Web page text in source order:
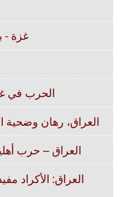
غزة -
الحرب في
العراق، رهان وضحية
العراق – حرب أهلية
العراق: الأكراد